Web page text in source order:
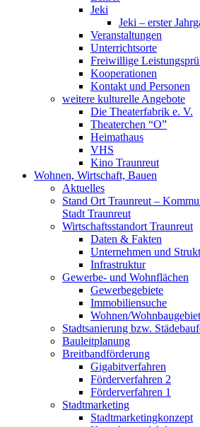
Jeki
Jeki – erster
Veranstaltungen
Unterrichtsorte
Freiwillige
Kooperationen
Kontakt und Personen
weitere kulturelle Angebote
Die Theaterfabrik e. V.
Theaterchen “O”
Heimathaus
VHS
Kino Traunreut
Wohnen, Wirtschaft, Bauen
Aktuelles
Stand Ort Traunreut –
Stadt Traunreut
Wirtschaftsstandort Traunreut
Daten & Fakten
Unternehmen und
Infrastruktur
Gewerbe- und Wohnflächen
Gewerbegebiete
Immobiliensuche
Wohnen/
Stadtsanierung bzw.
Bauleitplanung
Breitbandförderung
Gigabitverfahren
Förderverfahren 2
Förderverfahren 1
Stadtmarketing
Stadtmarketingkonzept